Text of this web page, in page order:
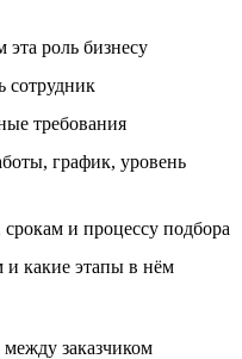
роль бизнесу
сотрудник
требования
график, уровень
и процессу подбора
и какие этапы в нём
заказчиком